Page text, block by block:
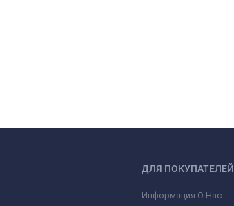
ДЛЯ ПОКУПАТЕЛЕЙ
Информация О Нас